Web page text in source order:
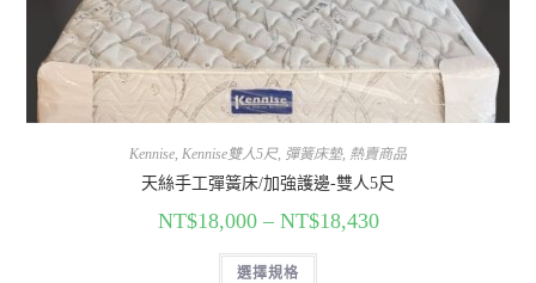
Kennise, Kennise雙人5尺, 彈簧床墊, 熱賣商品
天絲手工彈簧床/加強護邊-雙人5尺
NT$18,000– NT$18,430
選擇規格